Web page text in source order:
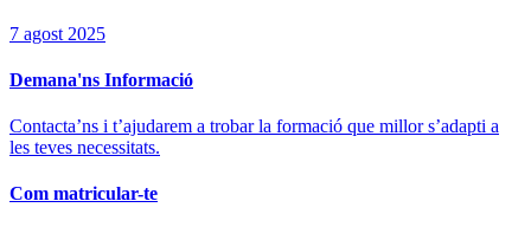
7 agost 2025
Demana'ns Informació
Contacta’ns i t’ajudarem a trobar la formació que millor s’adapti a
les teves necessitats.
Com matricular-te